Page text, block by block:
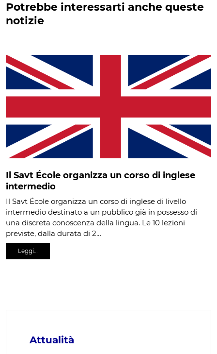
Potrebbe interessarti anche queste
notizie
Il Savt École organizza un corso di inglese
intermedio
Il Savt École organizza un corso di inglese di livello
intermedio destinato a un pubblico già in possesso di
una discreta conoscenza della lingua. Le 10 lezioni
previste, dalla durata di 2…
Leggi…
Attualità